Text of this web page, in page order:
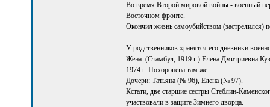
Во время Второй мировой войны - военный
Восточном фронте.
Окончил жизнь самоубийством (застрелился)
У родственников хранятся его дневники
Жена: (Стамбул, 1919 г.) Елена Дмитриевна
1974 г. Похоронена там же.
Дочери: Татьяна (№ 96), Елена (№ 97).
Кстати, две старшие сестры Стеблин-
участвовали в защите Зимнего дворца.